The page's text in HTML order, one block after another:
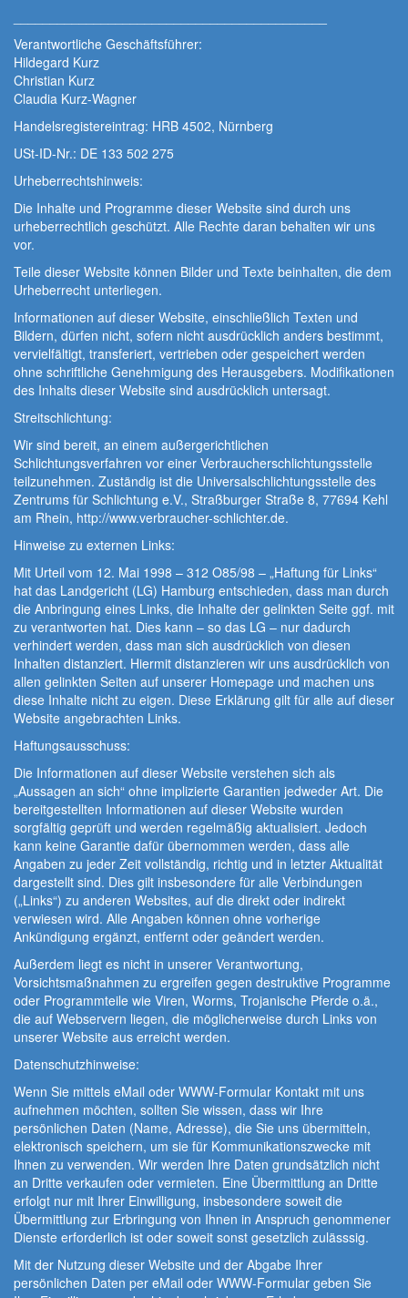
Verantwortliche Geschäftsführer:
Hildegard Kurz
Christian Kurz
Claudia Kurz-Wagner
Handelsregistereintrag: HRB 4502, Nürnberg
USt-ID-Nr.: DE 133 502 275
Urheberrechtshinweis:
Die Inhalte und Programme dieser Website sind durch uns
urheberrechtlich geschützt. Alle Rechte daran behalten wir uns
vor.
Teile dieser Website können Bilder und Texte beinhalten, die dem
Urheberrecht unterliegen.
Informationen auf dieser Website, einschließlich Texten und
Bildern, dürfen nicht, sofern nicht ausdrücklich anders bestimmt,
vervielfältigt, transferiert, vertrieben oder gespeichert werden
ohne schriftliche Genehmigung des Herausgebers. Modifikationen
des Inhalts dieser Website sind ausdrücklich untersagt.
Streitschlichtung:
Wir sind bereit, an einem außergerichtlichen
Schlichtungsverfahren vor einer Verbraucherschlichtungsstelle
teilzunehmen. Zuständig ist die Universalschlichtungsstelle des
Zentrums für Schlichtung e.V., Straßburger Straße 8, 77694 Kehl
am Rhein, http://www.verbraucher-schlichter.de.
Hinweise zu externen Links:
Mit Urteil vom 12. Mai 1998 – 312 O85/98 – „Haftung für Links“
hat das Landgericht (LG) Hamburg entschieden, dass man durch
die Anbringung eines Links, die Inhalte der gelinkten Seite ggf. mit
zu verantworten hat. Dies kann – so das LG – nur dadurch
verhindert werden, dass man sich ausdrücklich von diesen
Inhalten distanziert. Hiermit distanzieren wir uns ausdrücklich von
allen gelinkten Seiten auf unserer Homepage und machen uns
diese Inhalte nicht zu eigen. Diese Erklärung gilt für alle auf dieser
Website angebrachten Links.
Haftungsausschuss:
Die Informationen auf dieser Website verstehen sich als
„Aussagen an sich“ ohne implizierte Garantien jedweder Art. Die
bereitgestellten Informationen auf dieser Website wurden
sorgfältig geprüft und werden regelmäßig aktualisiert. Jedoch
kann keine Garantie dafür übernommen werden, dass alle
Angaben zu jeder Zeit vollständig, richtig und in letzter Aktualität
dargestellt sind. Dies gilt insbesondere für alle Verbindungen
(„Links“) zu anderen Websites, auf die direkt oder indirekt
verwiesen wird. Alle Angaben können ohne vorherige
Ankündigung ergänzt, entfernt oder geändert werden.
Außerdem liegt es nicht in unserer Verantwortung,
Vorsichtsmaßnahmen zu ergreifen gegen destruktive Programme
oder Programmteile wie Viren, Worms, Trojanische Pferde o.ä.,
die auf Webservern liegen, die möglicherweise durch Links von
unserer Website aus erreicht werden.
Datenschutzhinweise:
Wenn Sie mittels eMail oder WWW-Formular Kontakt mit uns
aufnehmen möchten, sollten Sie wissen, dass wir Ihre
persönlichen Daten (Name, Adresse), die Sie uns übermitteln,
elektronisch speichern, um sie für Kommunikationszwecke mit
Ihnen zu verwenden. Wir werden Ihre Daten grundsätzlich nicht
an Dritte verkaufen oder vermieten. Eine Übermittlung an Dritte
erfolgt nur mit Ihrer Einwilligung, insbesondere soweit die
Übermittlung zur Erbringung von Ihnen in Anspruch genommener
Dienste erforderlich ist oder soweit sonst gesetzlich zulässsig.
Mit der Nutzung dieser Website und der Abgabe Ihrer
persönlichen Daten per eMail oder WWW-Formular geben Sie